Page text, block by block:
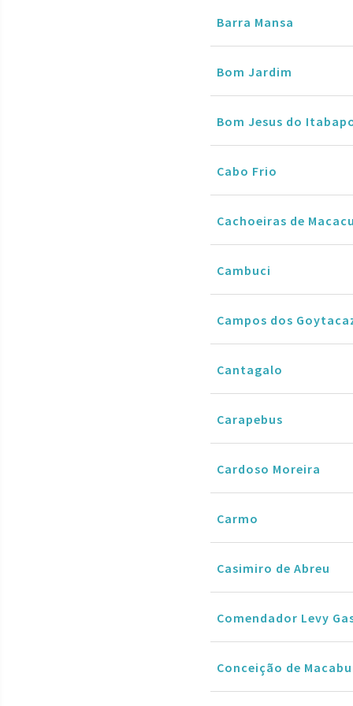
Barra Mansa
Bom Jardim
Bom Jesus do
Cabo Frio
Cachoeiras de Macacu
Cambuci
Campos dos
Cantagalo
Carapebus
Cardoso Moreira
Carmo
Casimiro de Abreu
Comendador Levy
Conceição de Macabu